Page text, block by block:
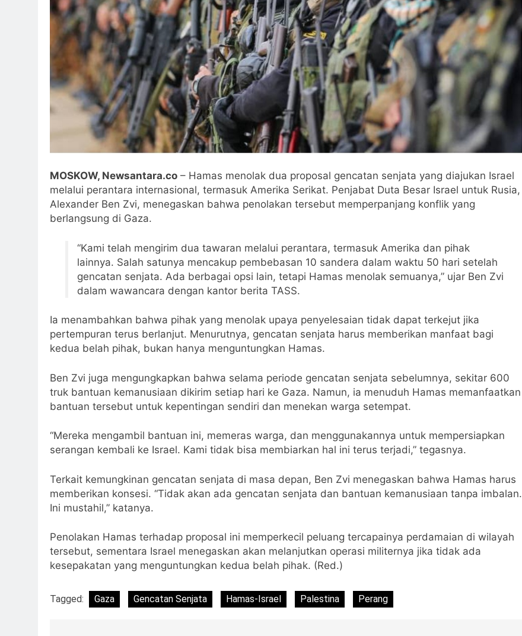
MOSKOW, Newsantara.co – Hamas menolak dua proposal gencatan senjata yang diajukan Israel
melalui perantara internasional, termasuk Amerika Serikat. Penjabat Duta Besar Israel untuk Rusia,
Alexander Ben Zvi, menegaskan bahwa penolakan tersebut memperpanjang konflik yang
berlangsung di Gaza.
“Kami telah mengirim dua tawaran melalui perantara, termasuk Amerika dan pihak
lainnya. Salah satunya mencakup pembebasan 10 sandera dalam waktu 50 hari setelah
gencatan senjata. Ada berbagai opsi lain, tetapi Hamas menolak semuanya,” ujar Ben Zvi
dalam wawancara dengan kantor berita TASS.
Ia menambahkan bahwa pihak yang menolak upaya penyelesaian tidak dapat terkejut jika
pertempuran terus berlanjut. Menurutnya, gencatan senjata harus memberikan manfaat bagi
kedua belah pihak, bukan hanya menguntungkan Hamas.
Ben Zvi juga mengungkapkan bahwa selama periode gencatan senjata sebelumnya, sekitar 600
truk bantuan kemanusiaan dikirim setiap hari ke Gaza. Namun, ia menuduh Hamas memanfaatkan
bantuan tersebut untuk kepentingan sendiri dan menekan warga setempat.
“Mereka mengambil bantuan ini, memeras warga, dan menggunakannya untuk mempersiapkan
serangan kembali ke Israel. Kami tidak bisa membiarkan hal ini terus terjadi,” tegasnya.
Terkait kemungkinan gencatan senjata di masa depan, Ben Zvi menegaskan bahwa Hamas harus
memberikan konsesi. “Tidak akan ada gencatan senjata dan bantuan kemanusiaan tanpa imbalan.
Ini mustahil,” katanya.
Penolakan Hamas terhadap proposal ini memperkecil peluang tercapainya perdamaian di wilayah
tersebut, sementara Israel menegaskan akan melanjutkan operasi militernya jika tidak ada
kesepakatan yang menguntungkan kedua belah pihak. (Red.)
Tagged: Gaza Gencatan Senjata Hamas-Israel Palestina Perang